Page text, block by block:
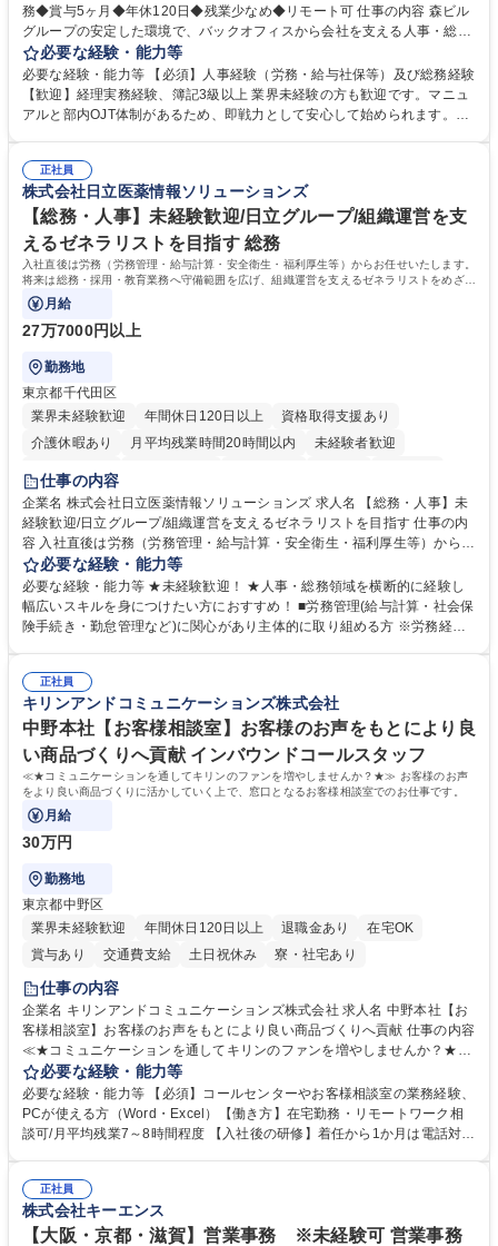
務◆賞与5ヶ月◆年休120日◆残業少なめ◆リモート可 仕事の内容 森ビル
グループの安定した環境で、バックオフィスから会社を支える人事・総務
をお任せします。 労務と総務の業務をバランスよく担当し、ゆくゆくは制
度改定などのコア業務にも挑戦できる、やりがいある環境です。 ■勤怠管
理、給与計算、社会保険手続き、年末調整等の労務管理全般 ■入退社手続
き、社内規定の改定や人事制度改定などのコア業務 ■社内イベントの企画
でも質問・相談できる環境が整っているため、安心して成長できます。 募
集職種 【森ビルG】人事・総務◆賞与5ヶ月◆年休120日◆残業少なめ◆
リモート可
必要な経験・能力等
必要な経験・能力等 【必須】人事経験（労務・給与社保等）及び総務経験
【歓迎】経理実務経験、簿記3級以上 業界未経験の方も歓迎です。マニュ
アルと部内OJT体制があるため、即戦力として安心して始められます。
務に挑戦できるため、自身の成長と組織への貢献度をダイレクトに実感で
きます。 残業少なめ、週1日リモート可など、ワークライフバランスを保
ち長期活躍できる環境です。 「これまでの幅広い経験を活かし、長期的な
キャリアを築きたい」という前向きな意欲と挑戦を全力で応援します。 学
歴・資格 学歴：大学院 大学 高専 短大 専修学校 高校 語学力： 資格：日商
簿記検定1級 日商簿記検定2級 日商簿記検定3級
正社員
株式会社日立医薬情報ソリューションズ
【総務・人事】未経験歓迎/日立グループ/組織運営を支
えるゼネラリストを目指す 総務
入社直後は労務（労務管理・給与計算・安全衛生・福利厚生等）からお任せいたします。
将来は総務・採用・教育業務へ守備範囲を広げ、組織運営を支えるゼネラリストをめざせ
ます。
月給
27万7000円以上
勤務地
東京都千代田区
業界未経験歓迎
年間休日120日以上
資格取得支援あり
介護休暇あり
月平均残業時間20時間以内
未経験者歓迎
住宅手当あり
育休あり
完全週休2日制 交通費支給 土日祝休み 寮・社宅あり
仕事の内容
企業名 株式会社日立医薬情報ソリューションズ 求人名 【総務・人事】未
経験歓迎/日立グループ/組織運営を支えるゼネラリストを目指す 仕事の内
容 入社直後は労務（労務管理・給与計算・安全衛生・福利厚生等）からお
任せいたします。将来は総務・採用・教育業務へ守備範囲を広げ、組織運
営を支えるゼネラリストをめざせます。 ・初期業務：労働時間管理、給与
計算、社会保険対応、福利厚生管理、安全衛生、健康経営推進等をお任せ
します。ご経験に応じて、休職者管理など、幅広く経験を積んでいただき
幅広く経験を積みたい意欲がある方に最適な環境です。 募集職種 【総
務・人事】未経験歓迎/日立グループ/組織運営を支えるゼネラリストを目
指す
必要な経験・能力等
必要な経験・能力等 ★未経験歓迎！ ★人事・総務領域を横断的に経験し
幅広いスキルを身につけたい方におすすめ！ ■労務管理(給与計算・社会保
険手続き・勤怠管理など)に関心があり主体的に取り組める方 ※労務経験
のご経験 ■労務管理（給与計算・社会保険手続き・勤怠管理など）の経験
■衛生管理者の資格をお持ちの方 学歴・資格 学歴：大学院 大学 高専 短大
専修学校 高校 語学力： 資格：
正社員
キリンアンドコミュニケーションズ株式会社
中野本社【お客様相談室】お客様のお声をもとにより良
い商品づくりへ貢献 インバウンドコールスタッフ
≪★コミュニケーションを通してキリンのファンを増やしませんか？★≫ お客様のお声
をより良い商品づくりに活かしていく上で、窓口となるお客様相談室でのお仕事です。
月給
30万円
勤務地
東京都中野区
業界未経験歓迎
年間休日120日以上 退職金あり
在宅OK
賞与あり
交通費支給 土日祝休み 寮・社宅あり
仕事の内容
企業名 キリンアンドコミュニケーションズ株式会社 求人名 中野本社【お
客様相談室】お客様のお声をもとにより良い商品づくりへ貢献 仕事の内容
≪★コミュニケーションを通してキリンのファンを増やしませんか？★≫
お客様のお声をより良い商品づくりに活かしていく上で、窓口となるお客
様相談室でのお仕事です。 日々お客様からいただくキリングループへのご
意見を、企業活動に活かしています。お客様からの声に迅速かつ誠意をも
って対応、情報提供するとともにグループ内活動に反映しています。 【具
平均100件前後■メール・手紙：同上40件前後 募集職種 中野本社【お客様
相談室】お客様のお声をもとにより良い商品づくりへ貢献
必要な経験・能力等
必要な経験・能力等 【必須】コールセンターやお客様相談室の業務経験、
PCが使える方（Word・Excel）【働き方】在宅勤務・リモートワーク相
談可/月平均残業7～8時間程度 【入社後の研修】着任から1か月は電話対応
すのでご安心ください。 【当社について】キリングループの広報機能を担
う会社として、お客様との出会いを大切にし、磨き上げたホスピタリティ
を込めてコミュニケーションをとりながら広報関連業務を行っておりま
正社員
株式会社キーエンス
【大阪・京都・滋賀】営業事務 ※未経験可 営業事務